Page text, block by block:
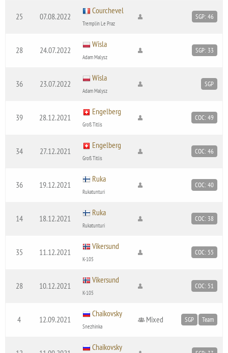
25 07.08.2022
Courchevel
Tremplin Le Praz
SGP: 46
28 24.07.2022
Wisla
Adam Malysz
SGP: 33
36 23.07.2022
Wisla
Adam Malysz
SGP
39 28.12.2021
Engelberg
Groß Titlis
COC: 49
34 27.12.2021
Engelberg
Groß Titlis
COC: 46
36 19.12.2021
Ruka
Rukatunturi
COC: 40
14 18.12.2021
Ruka
Rukatunturi
COC: 38
35 11.12.2021
Vikersund
K-105
COC: 55
28 10.12.2021
Vikersund
K-105
COC: 51
4 12.09.2021
Chaikovsky
Snezhinka
Mixed SGP Team
Chaikovsky